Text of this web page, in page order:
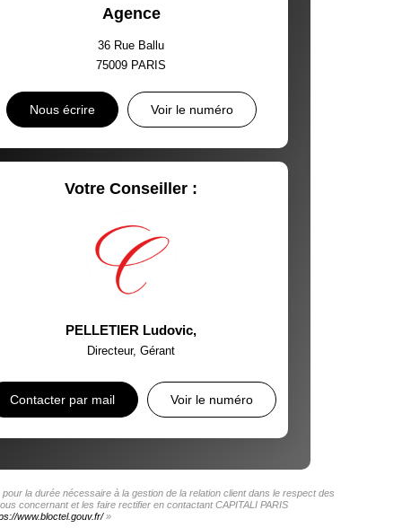
Agence
36 Rue Ballu
75009 PARIS
Nous écrire Voir le numéro
Votre Conseiller :
PELLETIER Ludovic,
Directeur, Gérant
Contacter par mail Voir le numéro
la durée nécessaire à la gestion de la relation client dans le respect des
concernant et les faire rectifier en contactant CAPITALI PARIS
www.bloctel.gouv.fr/»